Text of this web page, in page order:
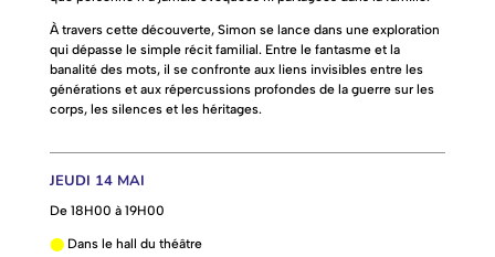
À travers cette découverte, Simon se lance dans une exploration
qui dépasse le simple récit familial. Entre le fantasme et la
banalité des mots, il se confronte aux liens invisibles entre les
générations et aux répercussions profondes de la guerre sur les
corps, les silences et les héritages.
JEUDI 14 MAI
De 18H00 à 19H00
⬤Dans le hall du théâtre